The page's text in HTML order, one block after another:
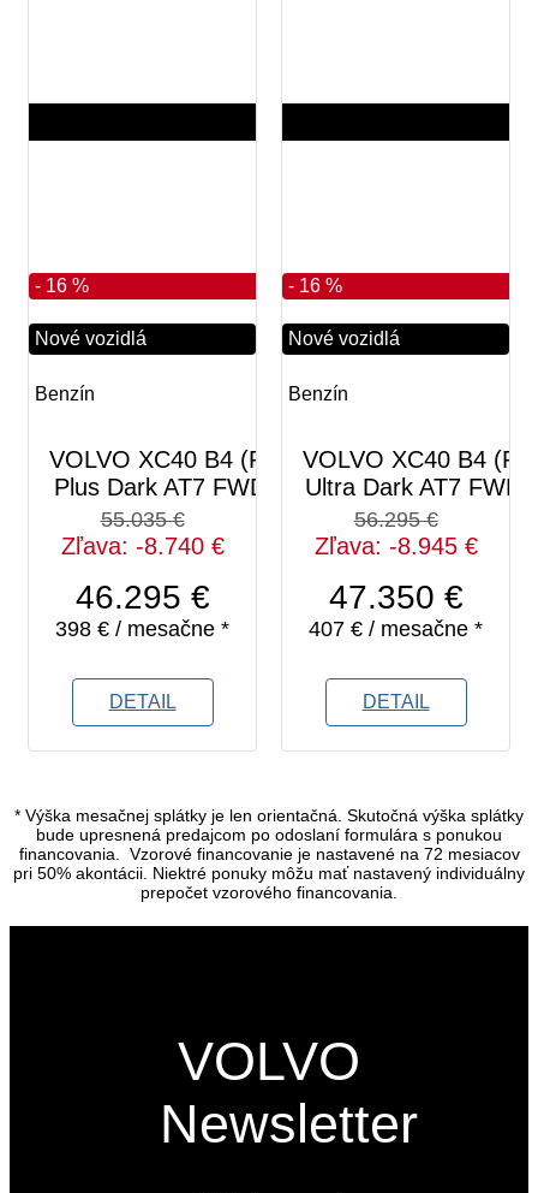
- 16 %
Nové vozidlá
Benzín
VOLVO XC40 B4 (P)
Plus Dark AT7 FWD
55.035 €
Zľava: -8.740 €
46.295 €
398 € / mesačne *
DETAIL
- 16 %
Nové vozidlá
Benzín
VOLVO XC40 B4 (P)
Ultra Dark AT7 FWD
56.295 €
Zľava: -8.945 €
47.350 €
407 € / mesačne *
DETAIL
* Výška mesačnej splátky je len orientačná. Skutočná výška splátky
bude upresnená predajcom po odoslaní formulára s ponukou
financovania. Vzorové financovanie je nastavené na 72 mesiacov
pri 50% akontácii. Niektré ponuky môžu mať nastavený individuálny
prepočet vzorového financovania.
VOLVO
Newsletter